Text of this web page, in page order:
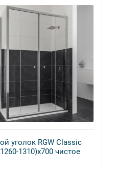
уголок RGW Classic
1310)x700 чистое